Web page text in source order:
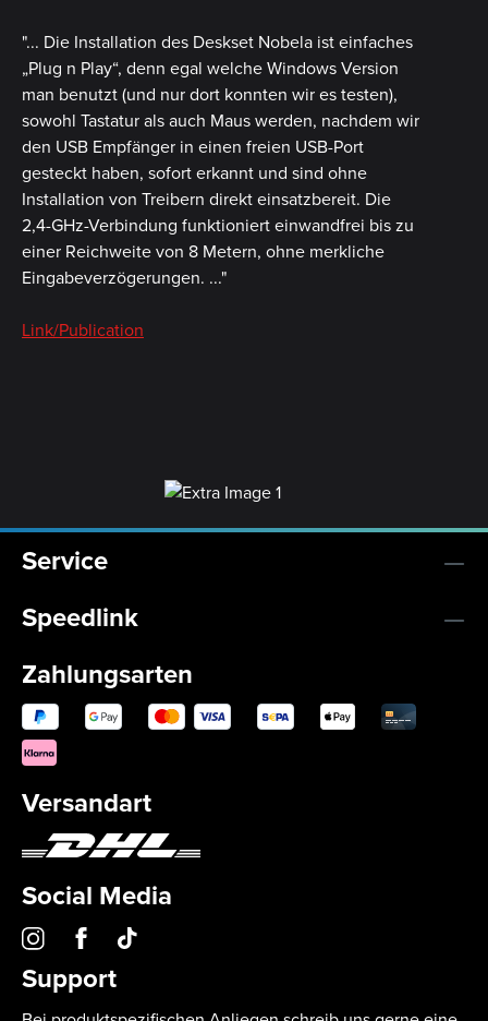
"... Die Installation des Deskset Nobela ist einfaches
„Plug n Play“, denn egal welche Windows Version
man benutzt (und nur dort konnten wir es testen),
sowohl Tastatur als auch Maus werden, nachdem wir
den USB Empfänger in einen freien USB-Port
gesteckt haben, sofort erkannt und sind ohne
Installation von Treibern direkt einsatzbereit. Die
2,4-GHz-Verbindung funktioniert einwandfrei bis zu
einer Reichweite von 8 Metern, ohne merkliche
Eingabeverzögerungen. ..."
Link/Publication
Service
Speedlink
Zahlungsarten
Versandart
Social Media
Support